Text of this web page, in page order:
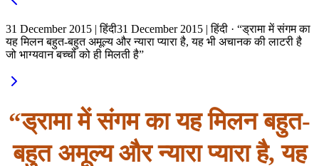
31 December 2015 | हिंदी31 December 2015 | हिंदी · “ड्रामा में संगम का
यह मिलन बहुत-बहुत अमूल्य और न्यारा प्यारा है, यह भी अचानक की लाटरी है
जो भाग्यवान बच्चों को ही मिलती है”
“ड्रामा में संगम का यह मिलन बहुत-
बहुत अमूल्य और न्यारा प्यारा है, यह